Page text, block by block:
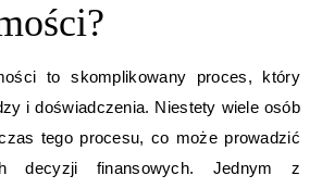
to skomplikowany proces, który
i doświadczenia. Niestety wiele osób
tego procesu, co może prowadzić
decyzji finansowych. Jednym z